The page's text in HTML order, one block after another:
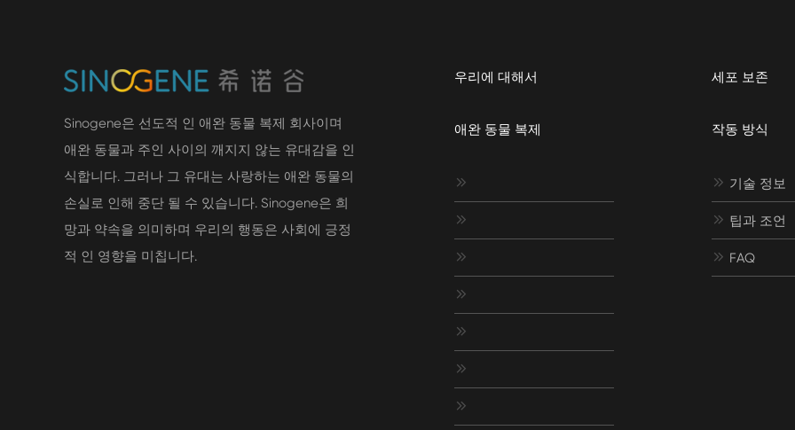
Sinogene은 선도적 인 애완 동물 복제 회사이며
애완 동물과 주인 사이의 깨지지 않는 유대감을 인
식합니다. 그러나 그 유대는 사랑하는 애완 동물의
손실로 인해 중단 될 수 있습니다. Sinogene은 희
망과 약속을 의미하며 우리의 행동은 사회에 긍정
적 인 영향을 미칩니다.
우리에 대해서
애완 동물 복제







세포 보존
작동 방식
 기술 정보
 팁과 조언
 FAQ